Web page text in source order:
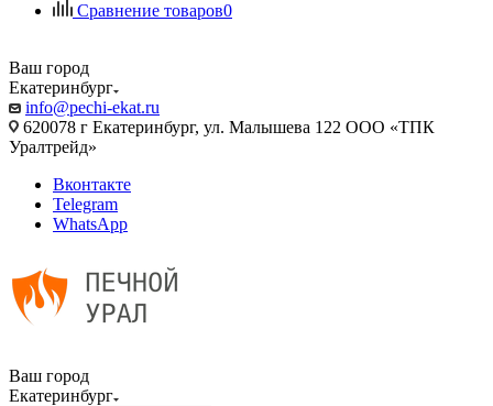
Сравнение товаров0
Ваш город
Екатеринбург
info@pechi-ekat.ru
620078 г Екатеринбург, ул. Малышева 122 ООО «ТПК
Уралтрейд»
Вконтакте
Telegram
WhatsApp
Ваш город
Екатеринбург